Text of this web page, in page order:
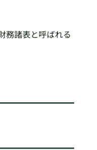
務諸表と呼ばれる